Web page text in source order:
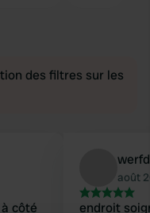
des filtres sur les
côté
août
endroit